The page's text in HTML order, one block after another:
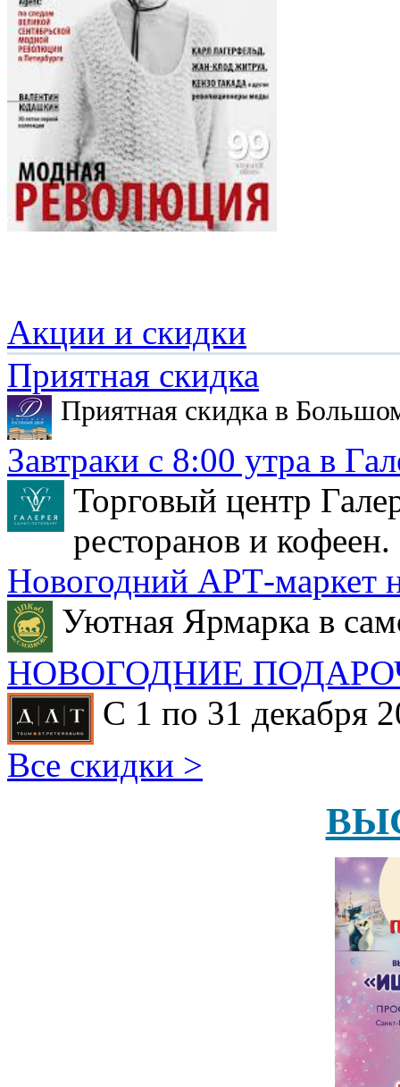
Акции и скидки
Приятная скидка
Приятная скидка в
Завтраки с 8:00 утра в
Торговый центр
ресторанов и кофеен.
Новогодний АРТ-маркет
Уютная Ярмарка в
НОВОГОДНИЕ
С 1 по 31 декабря
Все скидки >